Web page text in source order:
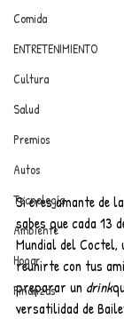
Comida
ENTRETENIMIENTO
Cultura
Salud
Premios
Autos
Tecnología
Ambiente
Hogar
Finanzas
Si eres amante de
sabes que cada 13
Mundial del
reunirte con tus
preparar un drink
versatilidad de